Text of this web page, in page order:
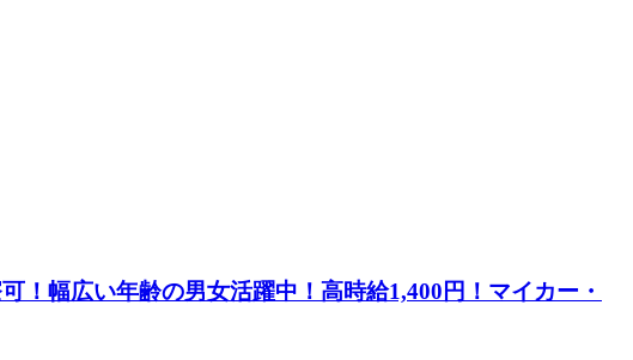
幅広い年齢の男女活躍中！高時給1,400円！マイカー・